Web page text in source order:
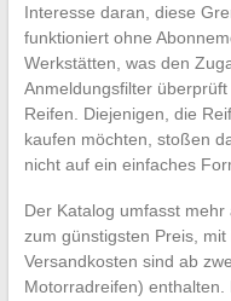
Interesse daran, diese
funktioniert ohne
Werkstätten, was den
Anmeldungsfilter
Reifen. Diejenigen, die
kaufen möchten, stoßen
nicht auf ein einfaches
Der Katalog umfasst
zum günstigsten Preis,
Versandkosten sind ab
Motorradreifen)